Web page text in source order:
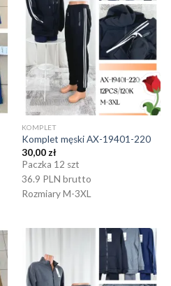
KOMPLET
Komplet męski AX-19401-220
30,00 zł
Paczka 12 szt
36.9 PLN brutto
Rozmiary M-3XL